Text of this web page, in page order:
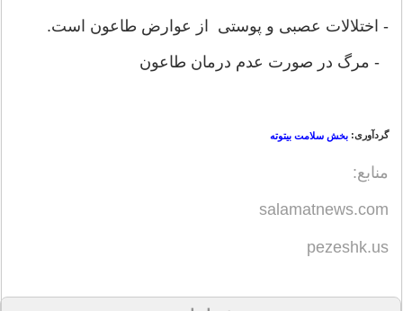
- اختلالات عصبی و پوستی از عوارض طاعون است.
- مرگ در صورت عدم درمان طاعون
گردآوری: بخش سلامت بیتوته
منابع:
salamatnews.com
pezeshk.us